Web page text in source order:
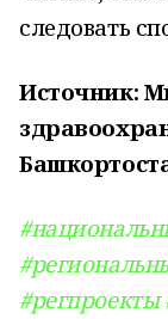
следовать
Источник:
#регпроекты